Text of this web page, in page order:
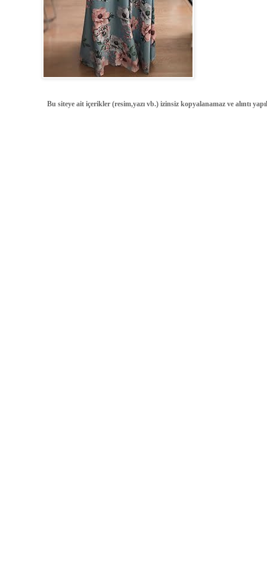
Bu siteye ait içerikler (resim,yazı vb.) izinsiz kopyalanamaz ve alıntı